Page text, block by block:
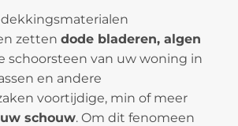
zetten dode bladeren, algen
schoorsteen van uw woning in
en andere
voortijdige, min of meer
schouw. Om dit fenomeen